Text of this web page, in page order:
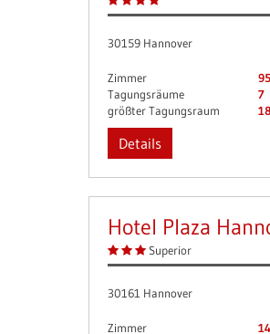
30159 Hannover
Zimmer
95
Tagungsräume
7
größter Tagungsraum
Details
Hotel Plaza
Superior
30161 Hannover
Zimmer